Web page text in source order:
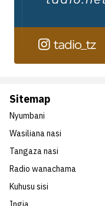
Sitemap
Nyumbani
Wasiliana nasi
Tangaza nasi
Radio wanachama
Kuhusu sisi